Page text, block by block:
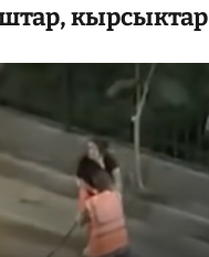
кырсыктар